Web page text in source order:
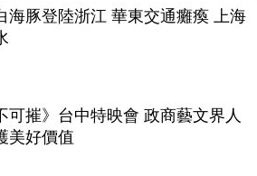
海豚登陸浙江 華東交通癱瘓 上海
可摧》台中特映會 政商藝文界人
美好價值